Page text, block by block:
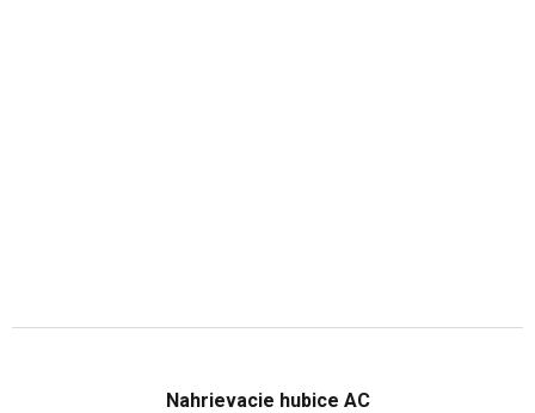
Nahrievacie hubice AC